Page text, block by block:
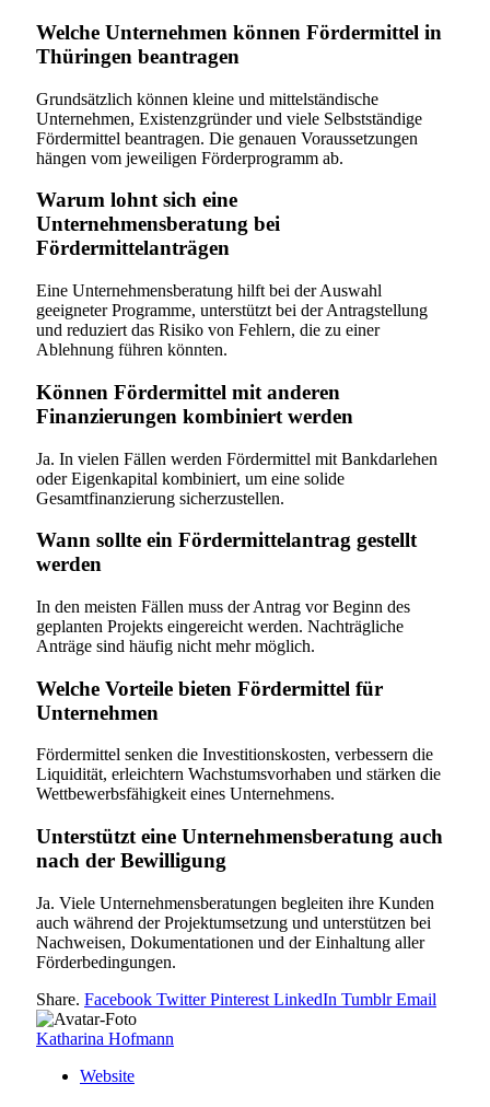
Welche Unternehmen können Fördermittel in
Thüringen beantragen
Grundsätzlich können kleine und mittelständische
Unternehmen, Existenzgründer und viele Selbstständige
Fördermittel beantragen. Die genauen Voraussetzungen
hängen vom jeweiligen Förderprogramm ab.
Warum lohnt sich eine
Unternehmensberatung bei
Fördermittelanträgen
Eine Unternehmensberatung hilft bei der Auswahl
geeigneter Programme, unterstützt bei der Antragstellung
und reduziert das Risiko von Fehlern, die zu einer
Ablehnung führen könnten.
Können Fördermittel mit anderen
Finanzierungen kombiniert werden
Ja. In vielen Fällen werden Fördermittel mit Bankdarlehen
oder Eigenkapital kombiniert, um eine solide
Gesamtfinanzierung sicherzustellen.
Wann sollte ein Fördermittelantrag gestellt
werden
In den meisten Fällen muss der Antrag vor Beginn des
geplanten Projekts eingereicht werden. Nachträgliche
Anträge sind häufig nicht mehr möglich.
Welche Vorteile bieten Fördermittel für
Unternehmen
Fördermittel senken die Investitionskosten, verbessern die
Liquidität, erleichtern Wachstumsvorhaben und stärken die
Wettbewerbsfähigkeit eines Unternehmens.
Unterstützt eine Unternehmensberatung auch
nach der Bewilligung
Ja. Viele Unternehmensberatungen begleiten ihre Kunden
auch während der Projektumsetzung und unterstützen bei
Nachweisen, Dokumentationen und der Einhaltung aller
Förderbedingungen.
Share. Facebook Twitter Pinterest LinkedIn Tumblr Email
Katharina Hofmann
Website